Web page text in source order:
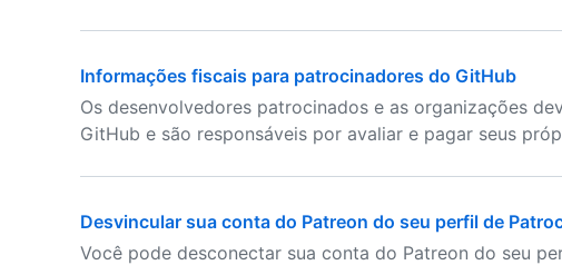
Informações fiscais para patrocinadores do GitHub
Os desenvolvedores patrocinados e as organizações
GitHub e são responsáveis por avaliar e pagar seus
Desvincular sua conta do Patreon do seu perfil de
Você pode desconectar sua conta do Patreon do seu